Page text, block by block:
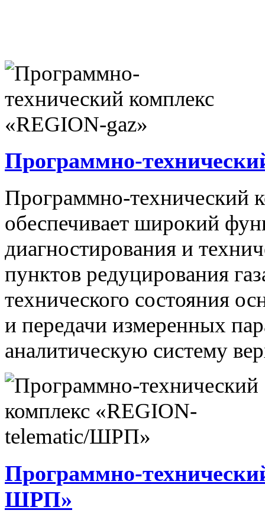
Программно-
Программно-технический
обеспечивает широкий
диагностирования и
пунктов редуцирования
технического состояния
и передачи измеренных
аналитическую систему
Программно-
ШРП»